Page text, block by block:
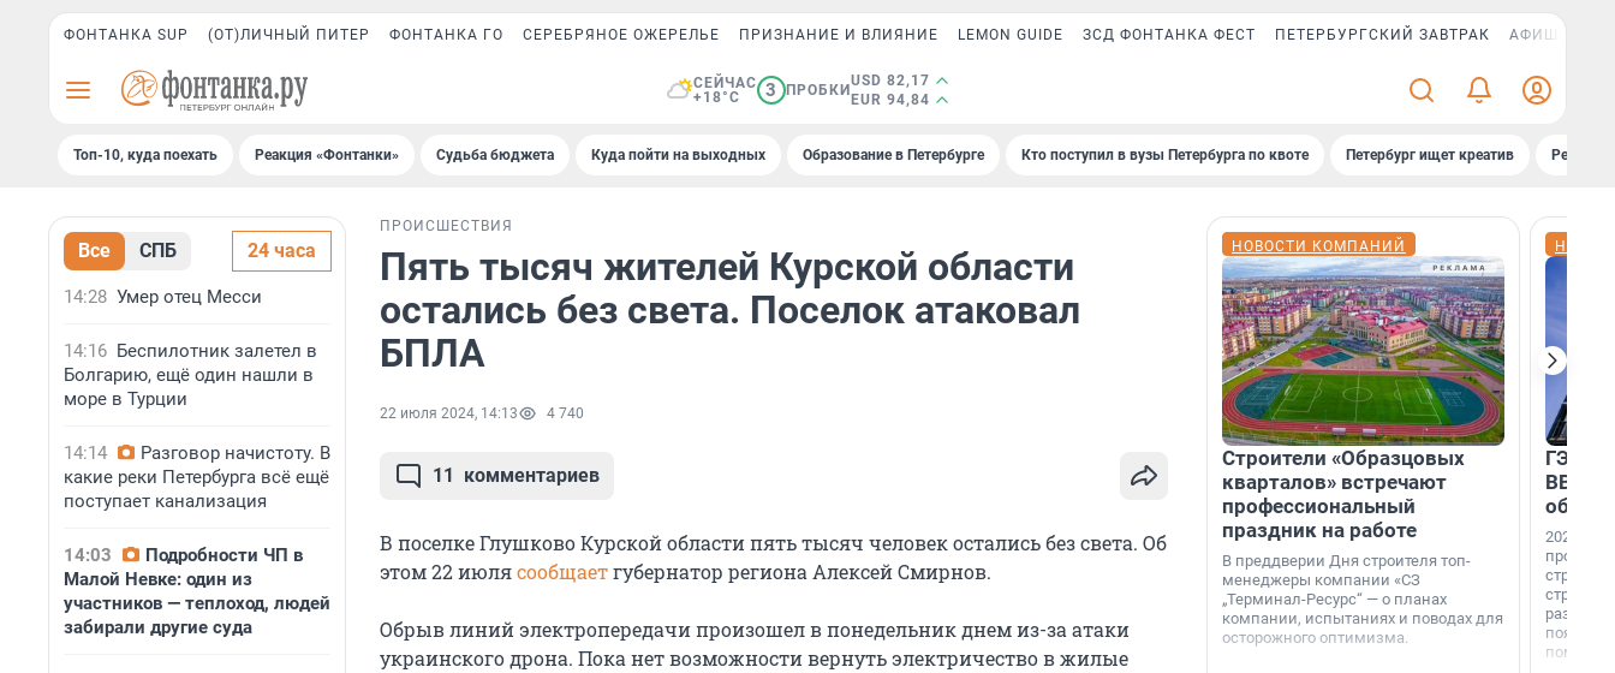
ФОНТАНКА SUP (ОТ)ЛИЧНЫЙ ПИТЕР ФОНТАНКА ГО СЕРЕБРЯНОЕ ОЖЕРЕЛЬЕ ПРИЗНАНИЕ И ВЛИЯНИЕ LEMON GUIDE ЗСД ФОНТАНКА ФЕСТ ПЕТЕРБУРГСКИЙ ЗАВТРАК АФИША PLUS
СЕЙЧАС
+18°C
3 ПРОБКИ
USD 82,17
EUR 94,84
Топ-10, куда поехать Реакция «Фонтанки» Судьба бюджета Куда пойти на выходных Образование в Петербурге Кто поступил в вузы Петербурга по квоте Петербург ищет креатив
Все СПБ 24 часа
14:28 Умер отец Месси
14:16 Беспилотник залетел в
Болгарию, ещё один нашли в
море в Турции
14:14
Разговор начистоту. В
какие реки Петербурга всё ещё
поступает канализация
14:03
Подробности ЧП в
Малой Невке: один из
участников — теплоход, людей
забирали другие суда
ПРОИСШЕСТВИЯ
Пять тысяч жителей Курской области
остались без света. Поселок атаковал
БПЛА
22 июля 2024, 14:13 4 740
11 комментариев
В поселке Глушково Курской области пять тысяч человек остались без света. Об
этом 22 июлясообщаетгубернатор региона Алексей Смирнов.
Обрыв линий электропередачи произошел в понедельник днем из-за атаки
украинского дрона. Пока нет возможности вернуть электричество в жилые
НОВОСТИ КОМПАНИЙ
Строители «Образцовых
кварталов» встречают
профессиональный
праздник на работе
В преддверии Дня строителя топ-
менеджеры компании «СЗ
„Терминал-Ресурс“ — о планах
компании, испытаниях и поводах для
осторожного оптимизма.
ГЭС,
ВВП: в
об
2026-й —
раз. В